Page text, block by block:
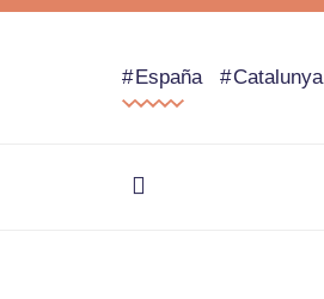
España Catalunya